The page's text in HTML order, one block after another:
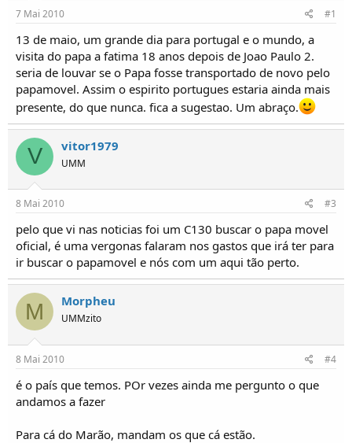
d
o
r
d
e
T
ó
p
i
c
o
í
c
i
o
7 Mai 2010 #1
13 de maio, um grande dia para portugal e o mundo, a
visita do papa a fatima 18 anos depois de Joao Paulo 2.
seria de louvar se o Papa fosse transportado de novo pelo
papamovel. Assim o espirito portugues estaria ainda mais
presente, do que nunca. fica a sugestao. Um abraço.
V vitor1979
UMM
8 Mai 2010 #3
pelo que vi nas noticias foi um C130 buscar o papa movel
oficial, é uma vergonas falaram nos gastos que irá ter para
ir buscar o papamovel e nós com um aqui tão perto.
M Morpheu
UMMzito
8 Mai 2010 #4
é o país que temos. POr vezes ainda me pergunto o que
andamos a fazer
Para cá do Marão, mandam os que cá estão.